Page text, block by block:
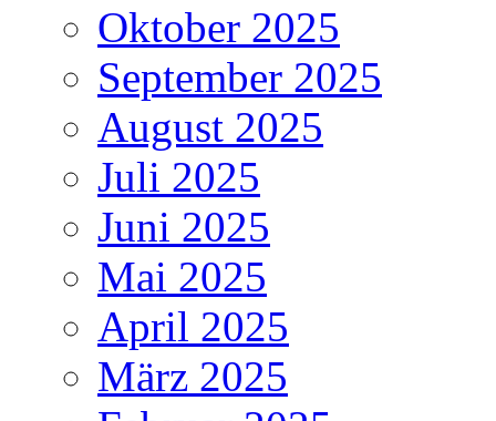
Oktober 2025
September 2025
August 2025
Juli 2025
Juni 2025
Mai 2025
April 2025
März 2025